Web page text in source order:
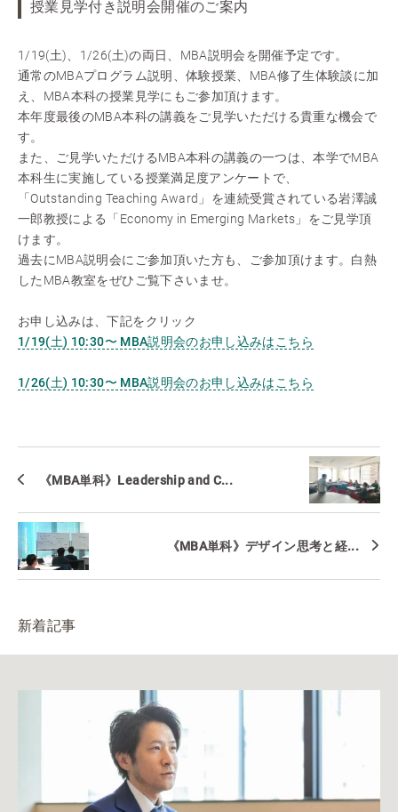
授業見学付き説明会開催のご案内
1/19(土)、1/26(土)の両日、MBA説明会を開催予定です。
通常のMBAプログラム説明、体験授業、MBA修了生体験談に加
え、MBA本科の授業見学にもご参加頂けます。
本年度最後のMBA本科の講義をご見学いただける貴重な機会で
す。
また、ご見学いただけるMBA本科の講義の一つは、本学でMBA
本科生に実施している授業満足度アンケートで、
「Outstanding Teaching Award」を連続受賞されている岩澤誠
一郎教授による「Economy in Emerging Markets」をご見学頂
けます。
過去にMBA説明会にご参加頂いた方も、ご参加頂けます。白熱
したMBA教室をぜひご覧下さいませ。
お申し込みは、下記をクリック
1/19(土) 10:30〜 MBA説明会のお申し込みはこちら
1/26(土) 10:30〜 MBA説明会のお申し込みはこちら
《MBA単科》Leadership and C...
《MBA単科》デザイン思考と経...
新着記事